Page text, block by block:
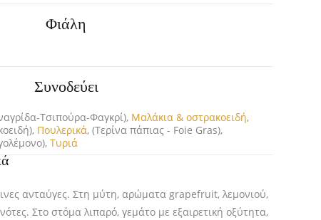
Φιάλη
Συνοδεύει
Τσιπούρα-Φαγκρί), Μαλάκια & οστρακοειδή,
Πουλερικά, (Τερίνα πάπιας - Foie Gras),
Τυριά
ανταύγες. Στη μύτη, αρώματα grapefruit, λεμονιού,
Στο στόμα λιπαρό, γεμάτο με εξαιρετική οξύτητα,